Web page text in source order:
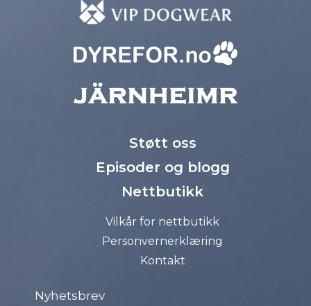
Støtt oss
Episoder og blogg
Nettbutikk
Vilkår for nettbutikk
Personvernerklæring
Kontakt
Nyhetsbrev